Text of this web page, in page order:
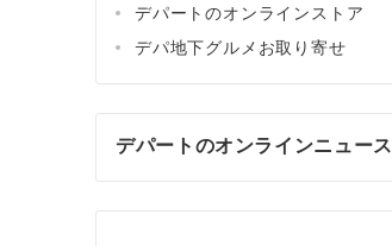
デパートのオンラインストア
デパ地下グルメお取り寄せ
デパートのオンラインニュース